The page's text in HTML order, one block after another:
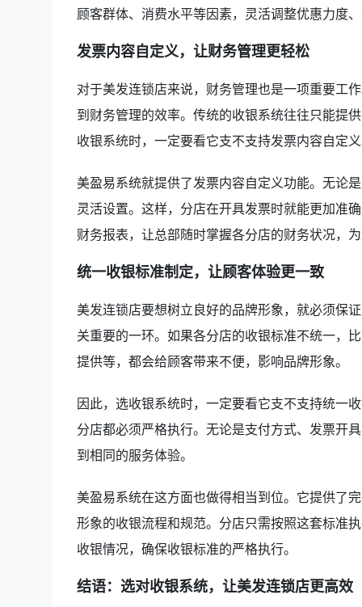
顾客群体、消费水平等因素，灵活调整优惠力度
发票内容自定义，让财务管理更轻松
对于美发连锁店来说，财务管理也是一项重要工
到财务管理的效率。传统的收银系统往往只能提
收银系统时，一定要看它支不支持发票内容自定
美盈易系统就提供了发票内容自定义功能。无论
灵活设置。这样，分店在开具发票时就能更加准
财务报表，让总部随时掌握各分店的财务状况，
统一收银标准制定，让顾客体验更一致
美发连锁店要想树立良好的品牌形象，就必须保
关重要的一环。如果各分店的收银标准不统一，
提供等，都会给顾客带来不便，影响品牌形象。
因此，选收银系统时，一定要看它支不支持统一
分店都必须严格执行。无论是支付方式、发票开
到相同的服务体验。
美盈易系统在这方面也做得相当到位。它提供了
形象的收银流程和规范。分店只需按照这套标准
收银情况，确保收银标准的严格执行。
结语：选对收银系统，让美发连锁店更高效